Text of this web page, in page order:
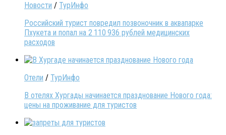
Новости / ТурИнфо
Российский турист повредил позвоночник в аквапарке
Пхукета и попал на 2 110 936 рублей медицинских
расходов
Отели / ТурИнфо
В отелях Хургады начинается празднование Нового года:
цены на проживание для туристов